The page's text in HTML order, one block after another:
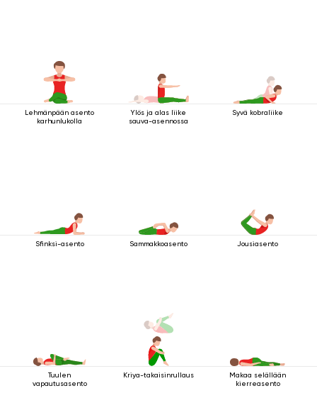
Lehmänpään asento
karhunlukolla
Ylös ja alas liike
sauva-asennossa
Syvä kobraliike
Sfinksi-asento Sammakkoasento Jousiasento
Tuulen
vapautusasento
Kriya-takaisinrullaus
Makaa selällään
kierreasento